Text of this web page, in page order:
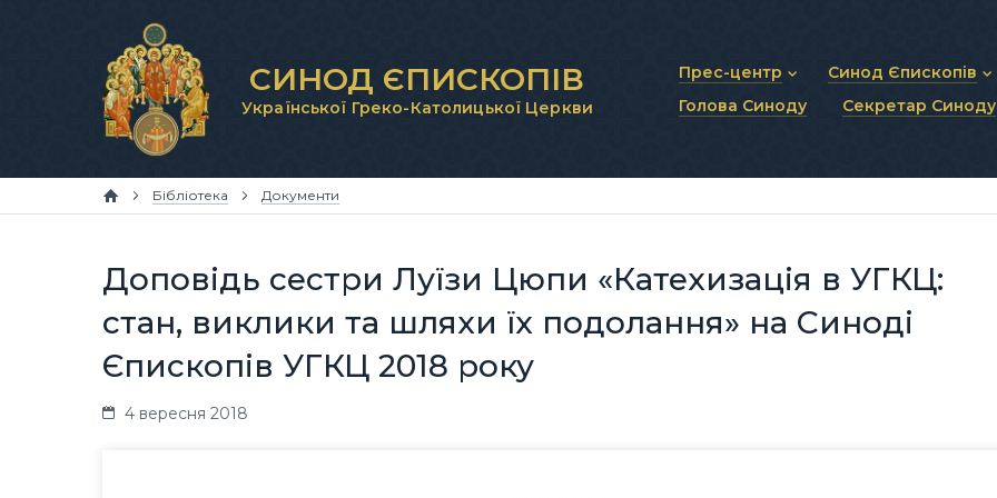
СИНОД ЄПИСКОПІВ
Української Греко-Католицької Церкви
Прес-центр
Новини та анонси
Синод Єпископів
Статут Синоду
Синодальні органи
Голова Синоду Секретар Синоду
Бібліотека Документи
Доповідь сестри Луїзи Цюпи «Катехизація в УГКЦ:
стан, виклики та шляхи їх подолання» на Синоді
Єпископів УГКЦ 2018 року
4 вересня 2018